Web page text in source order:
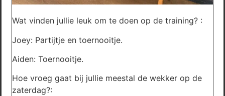
Wat vinden jullie leuk om te doen op de training? :
Joey: Partijtje en toernooitje.
Aiden: Toernooitje.
Hoe vroeg gaat bij jullie meestal de wekker op de
zaterdag?: